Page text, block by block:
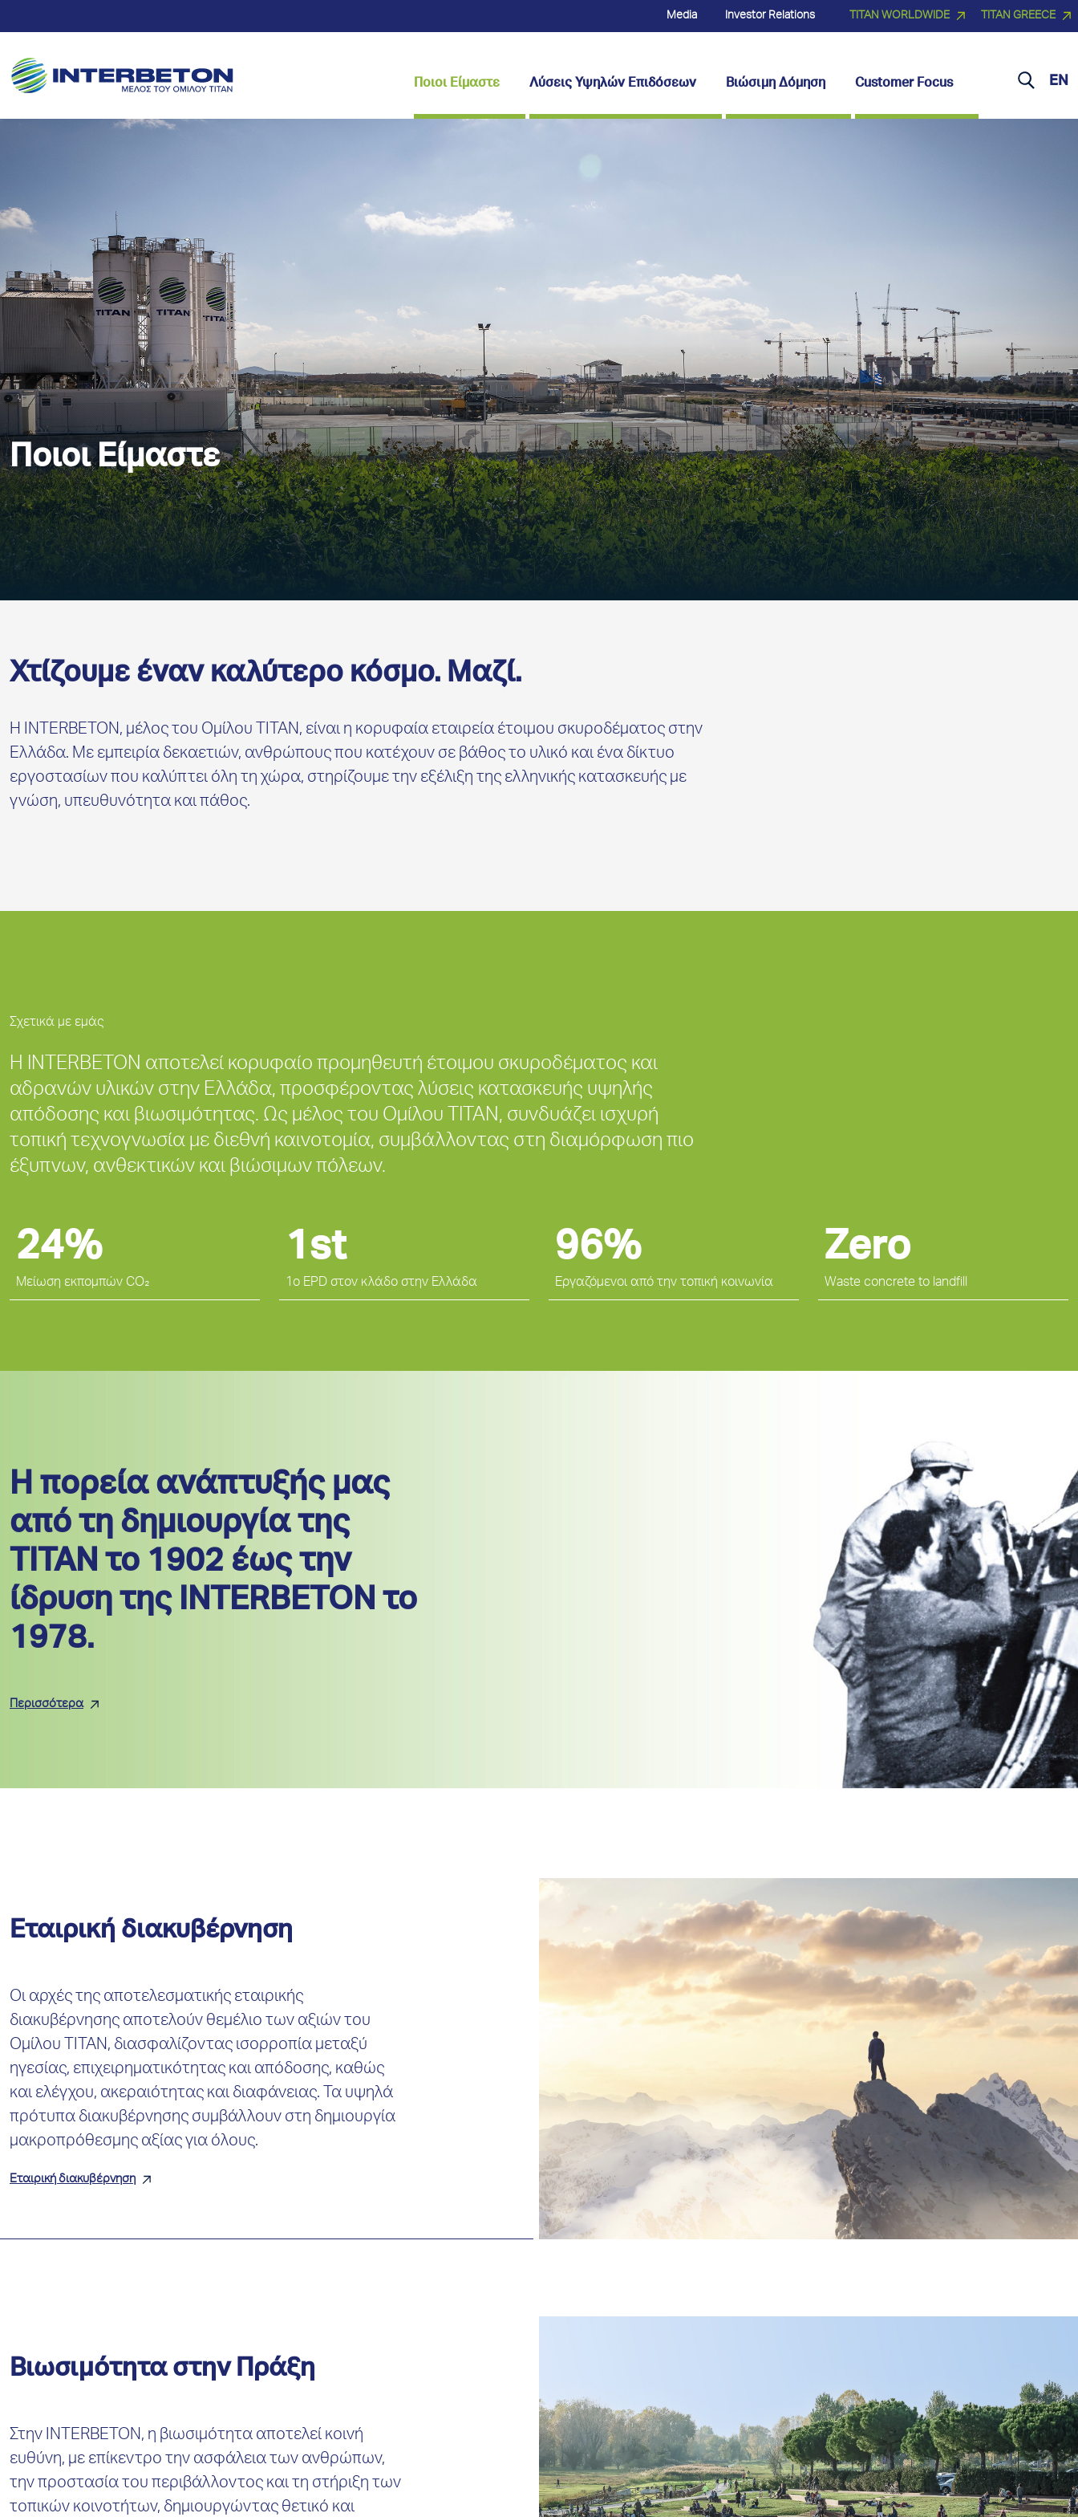
Media Investor Relations TITAN WORLDWIDE TITAN GREECE
Ποιοι Είμαστε Λύσεις Υψηλών Επιδόσεων Βιώσιμη Δόμηση Customer Focus EN
Ποιοι Είμαστε
Χτίζουμε έναν καλύτερο κόσμο. Μαζί.
Η INTERBETON, μέλος του Ομίλου ΤΙΤΑΝ, είναι η κορυφαία εταιρεία έτοιμου σκυροδέματος στην
Ελλάδα. Με εμπειρία δεκαετιών, ανθρώπους που κατέχουν σε βάθος το υλικό και ένα δίκτυο
εργοστασίων που καλύπτει όλη τη χώρα, στηρίζουμε την εξέλιξη της ελληνικής κατασκευής με
γνώση, υπευθυνότητα και πάθος.
Σχετικά με εμάς
Η INTERBETON αποτελεί κορυφαίο προμηθευτή έτοιμου σκυροδέματος και
αδρανών υλικών στην Ελλάδα, προσφέροντας λύσεις κατασκευής υψηλής
απόδοσης και βιωσιμότητας. Ως μέλος του Ομίλου ΤΙΤΑΝ, συνδυάζει ισχυρή
τοπική τεχνογνωσία με διεθνή καινοτομία, συμβάλλοντας στη διαμόρφωση πιο
έξυπνων, ανθεκτικών και βιώσιμων πόλεων.
24%
Μείωση εκπομπών CO₂
1st
1ο EPD στον κλάδο στην Ελλάδα
96%
Εργαζόμενοι από την τοπική κοινωνία
Zero
Waste concrete to landfill
Η πορεία ανάπτυξής μας
από τη δημιουργία της
TITAN το 1902 έως την
ίδρυση της INTERBETON το
1978.
Περισσότερα
Εταιρική διακυβέρνηση
Οι αρχές της αποτελεσματικής εταιρικής
διακυβέρνησης αποτελούν θεμέλιο των αξιών του
Ομίλου ΤΙΤΑΝ, διασφαλίζοντας ισορροπία μεταξύ
ηγεσίας, επιχειρηματικότητας και απόδοσης, καθώς
και ελέγχου, ακεραιότητας και διαφάνειας. Τα υψηλά
πρότυπα διακυβέρνησης συμβάλλουν στη δημιουργία
μακροπρόθεσμης αξίας για όλους.
Εταιρική διακυβέρνηση
Βιωσιμότητα στην Πράξη
Στην INTERBETON, η βιωσιμότητα αποτελεί κοινή
ευθύνη, με επίκεντρο την ασφάλεια των ανθρώπων,
την προστασία του περιβάλλοντος και τη στήριξη των
τοπικών κοινοτήτων, δημιουργώντας θετικό και